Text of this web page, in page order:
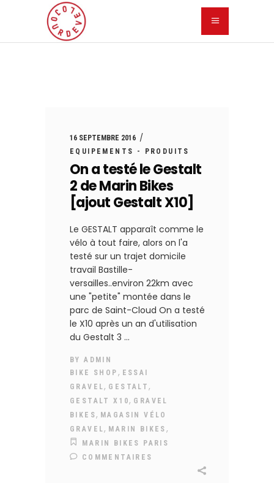
16 SEPTEMBRE 2016
EQUIPEMENTS - PRODUITS
On a testé le Gestalt
2 de Marin Bikes
[ajout Gestalt X10]
Le GESTALT apparaît comme le
vélo à tout faire, alors on l'a
testé sur un trajet domicile
travail Bastille-
versailles..environ 22km avec
une "petite" montée dans le
parc de Saint-Cloud On a testé
le X10 après un an d'utilisation
du Gestalt 3
BYADMIN
BIKE SHOP , ESSAI
GRAVEL, GESTALT,
GESTALT X10, GRAVEL
BIKES, MAGASIN VÉLO
GRAVEL, MARIN BIKES ,
MARIN BIKES PARIS
COMMENTAIRES